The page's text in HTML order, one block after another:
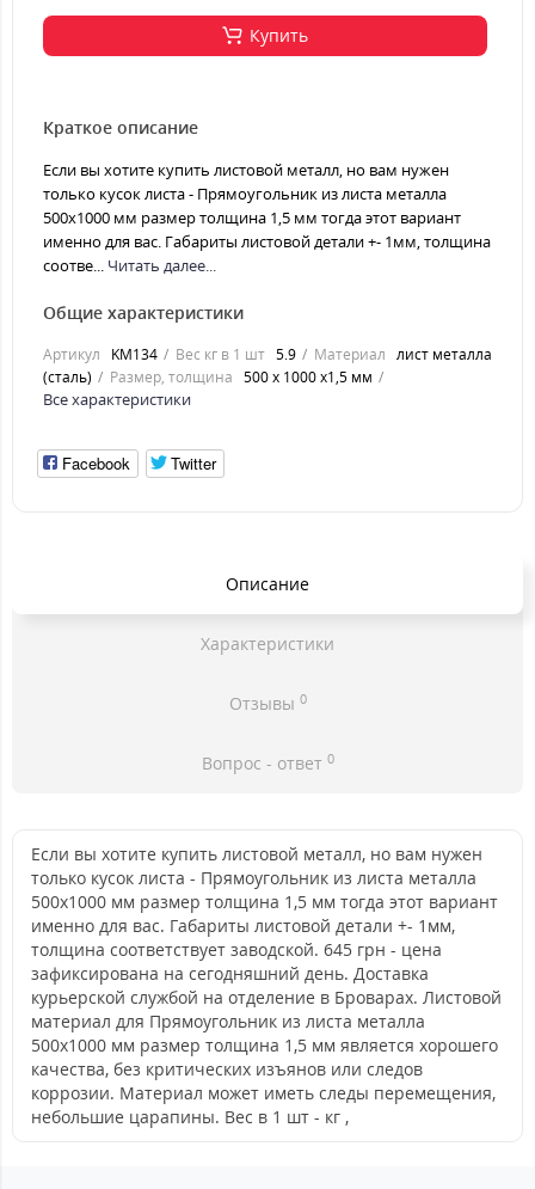
Купить
Краткое описание
Если вы хотите купить листовой металл, но вам нужен
только кусок листа - Прямоугольник из листа металла
500х1000 мм размер толщина 1,5 мм тогда этот вариант
именно для вас. Габариты листовой детали +- 1мм, толщина
соотве... Читать далее...
Общие характеристики
Артикул KM134 Вес кг в 1 шт 5.9 Материал лист металла
(сталь)
Размер, толщина 500 х 1000 х1,5 мм
Все характеристики
Facebook Twitter
Описание
Характеристики
Отзывы 0
Вопрос - ответ 0
Если вы хотите купить листовой металл, но вам нужен
только кусок листа - Прямоугольник из листа металла
500х1000 мм размер толщина 1,5 мм тогда этот вариант
именно для вас. Габариты листовой детали +- 1мм,
толщина соответствует заводской. 645 грн - цена
зафиксирована на сегодняшний день. Доставка
курьерской службой на отделение в Броварах. Листовой
материал для Прямоугольник из листа металла
500х1000 мм размер толщина 1,5 мм является хорошего
качества, без критических изъянов или следов
коррозии. Материал может иметь следы перемещения,
небольшие царапины. Вес в 1 шт - кг ,